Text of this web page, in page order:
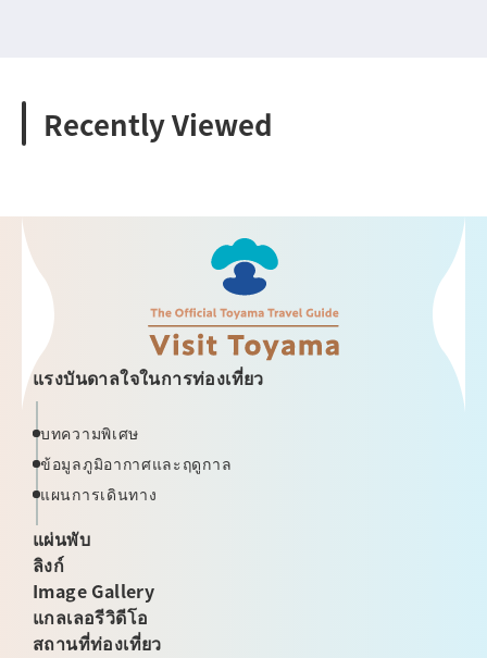
Recently Viewed
แรงบันดาลใจในการท่องเที่ยว
บทความพิเศษ
ข้อมูลภูมิอากาศและฤดูกาล
แผนการเดินทาง
แผ่นพับ
ลิงก์
Image Gallery
แกลเลอรีวิดีโอ
สถานที่ท่องเที่ยว